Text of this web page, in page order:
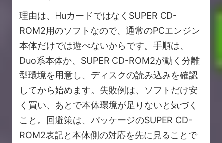
理由は、HuカードではなくSUPER CD-
ROM2用のソフトなので、通常のPCエンジン
本体だけでは遊べないからです。手順は、
Duo系本体か、SUPER CD-ROM2が動く分離
型環境を用意し、ディスクの読み込みを確認
してから始めます。失敗例は、ソフトだけ安
く買い、あとで本体環境が足りないと気づく
こと。回避策は、パッケージのSUPER CD-
ROM2表記と本体側の対応を先に見ることで